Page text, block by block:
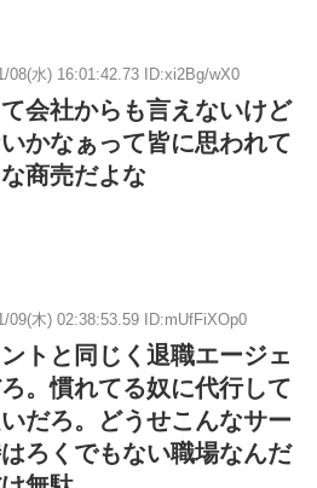
08(水) 16:01:42.73 ID:xi2Bg/wX0
会社からも言えないけど
かなぁって皆に思われて
商売だよな
09(木) 02:38:53.59 ID:mUfFiXOp0
トと同じく退職エージェ
。慣れてる奴に代行して
だろ。どうせこんなサー
ろくでもない職場なんだ